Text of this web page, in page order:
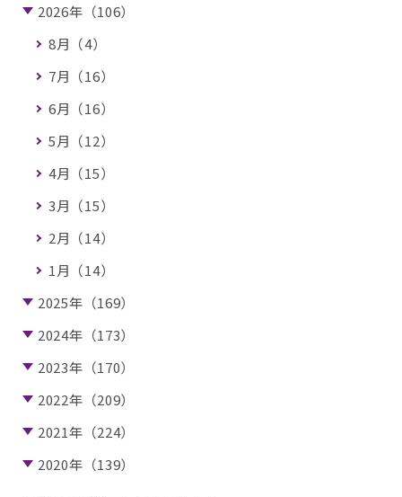
2026年（106）
8月（4）
7月（16）
6月（16）
5月（12）
4月（15）
3月（15）
2月（14）
1月（14）
2025年（169）
2024年（173）
2023年（170）
2022年（209）
2021年（224）
2020年（139）